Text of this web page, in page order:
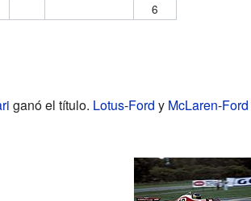
6
ganó el título. Lotus-Ford y McLaren-Ford